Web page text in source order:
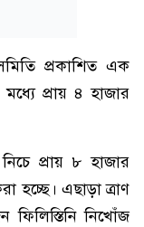
প্রকাশিত এক
প্রায় ৪ হাজার
প্রায় ৮ হাজার
হচ্ছে। এছাড়া ত্রাণ
নিখোঁজ